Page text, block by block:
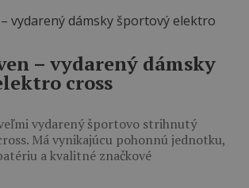
– vydarený dámsky
cross
vydarený športovo strihnutý
Má vynikajúcu pohonnú jednotku,
a kvalitné značkové